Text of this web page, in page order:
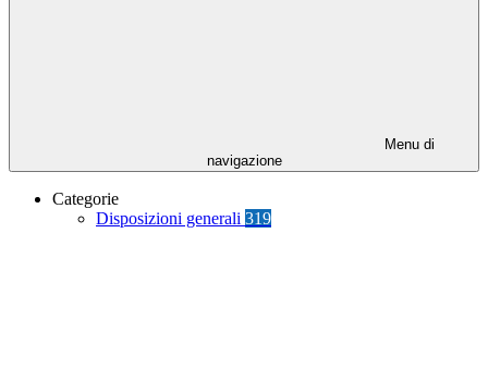
Menu di
navigazione
Categorie
Disposizioni generali 319